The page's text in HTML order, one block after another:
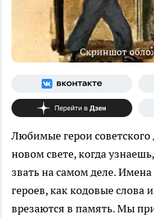
Скриншот
Любимые герои советского
новом свете, когда
звать на самом деле.
героев, как кодовые слова
врезаются в память. Мы